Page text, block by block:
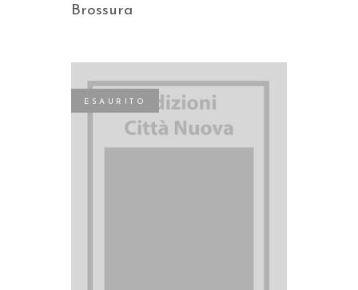
Brossura
ESAURITO